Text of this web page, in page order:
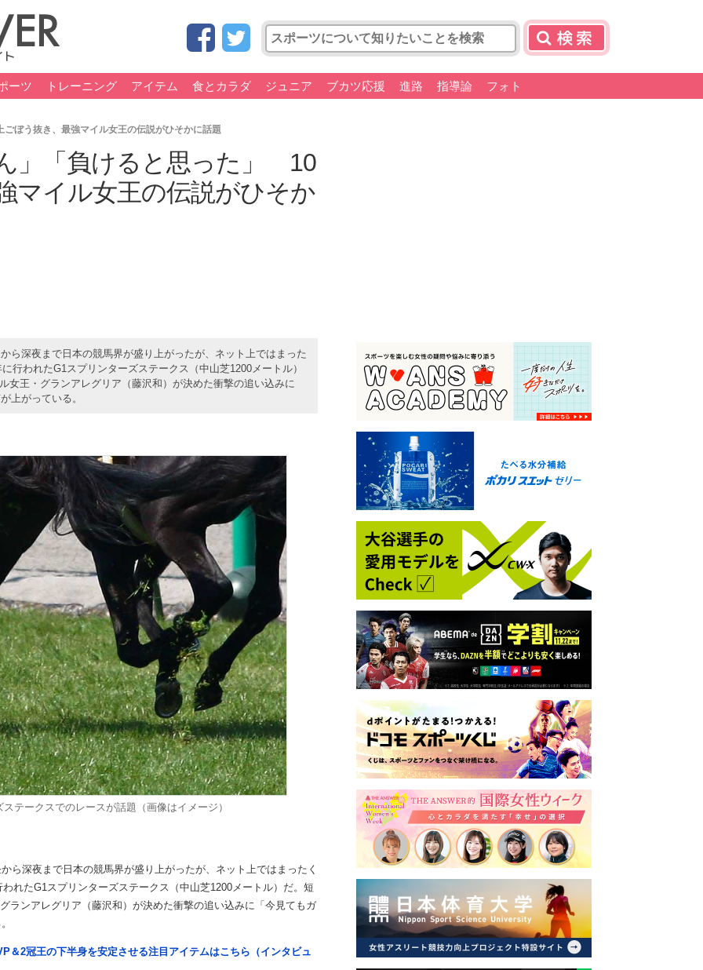
ーツ トレーニング アイテム 食とカラダ ジュニア ブカツ応援 進路 指導論 フォト
ぼう抜き、最強マイル女王の伝説がひそかに話題
」「負けると思った」 10
マイル女王の伝説がひそか
ら深夜まで日本の競馬界が盛り上がったが、ネット上ではまった
行われたG1スプリンターズステークス（中山芝1200メートル）
女王・グランアレグリア（藤沢和）が決めた衝撃の追い込みに
上がっている。
テークスでのレースが話題（画像はイメージ）
深夜まで日本の競馬界が盛り上がったが、ネット上ではまったく
れたG1スプリンターズステークス（中山芝1200メートル）だ。短
ランアレグリア（藤沢和）が決めた衝撃の追い込みに「今見てもガ
2冠王の下半身を安定させる注目アイテムはこちら（インタビュ